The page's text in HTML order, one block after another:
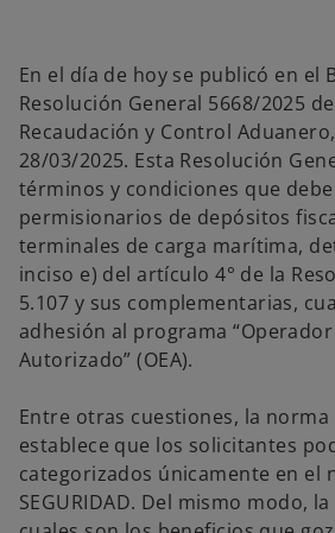
En el día de hoy se publicó en el
Resolución General 5668/2025
Recaudación y Control
28/03/2025. Esta Resolución
términos y condiciones que
permisionarios de depósitos
terminales de carga marítima,
inciso e) del artículo 4° de la
5.107 y sus complementarias,
adhesión al programa
Autorizado” (OEA).
Entre otras cuestiones, la norma
establece que los solicitantes
categorizados únicamente en el
SEGURIDAD. Del mismo modo,